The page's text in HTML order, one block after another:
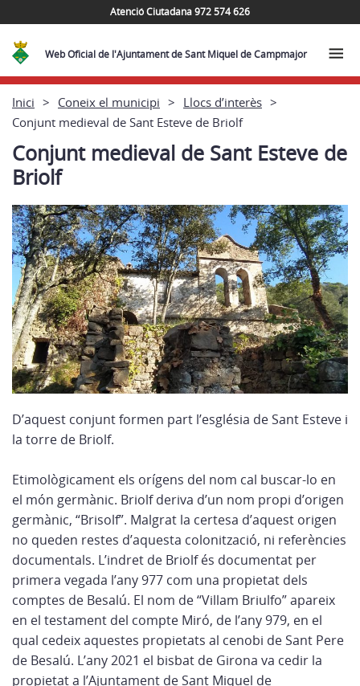
Atenció Ciutadana 972 574 626
Web Oficial de l'Ajuntament de Sant Miquel de Campmajor
Inici Coneix el municipi
Llocs d’interès
Conjunt medieval de Sant Esteve de Briolf
Conjunt medieval de Sant Esteve de
Briolf
D’aquest conjunt formen part l’església de Sant Esteve i
la torre de Briolf.
Etimològicament els orígens del nom cal buscar-lo en
el món germànic. Briolf deriva d’un nom propi d’origen
germànic, “Brisolf”. Malgrat la certesa d’aquest origen
no queden restes d’aquesta colonització, ni referències
documentals. L’indret de Briolf és documentat per
primera vegada l’any 977 com una propietat dels
comptes de Besalú. El nom de “Villam Briulfo” apareix
en el testament del compte Miró, de l’any 979, en el
qual cedeix aquestes propietats al cenobi de Sant Pere
de Besalú. L’any 2021 el bisbat de Girona va cedir la
propietat a l’Ajuntament de Sant Miquel de